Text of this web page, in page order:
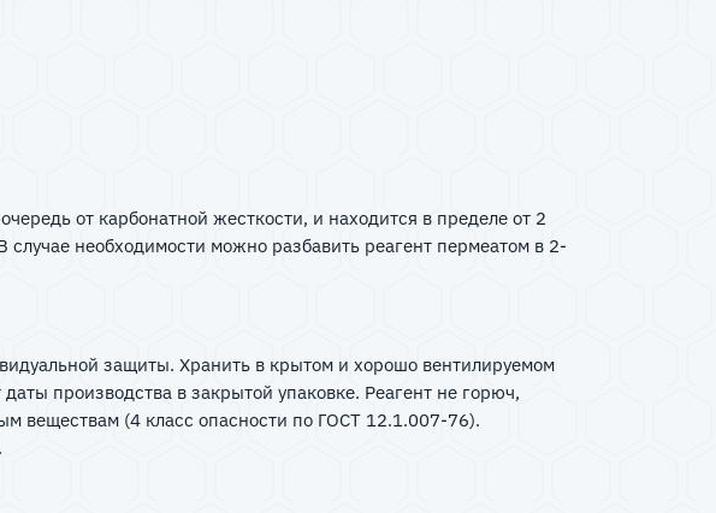
от карбонатной жесткости, и находится в пределе от 2
необходимости можно разбавить реагент пермеатом в 2-
защиты. Хранить в крытом и хорошо вентилируемом
производства в закрытой упаковке. Реагент не горюч,
веществам (4 класс опасности по ГОСТ 12.1.007-76).